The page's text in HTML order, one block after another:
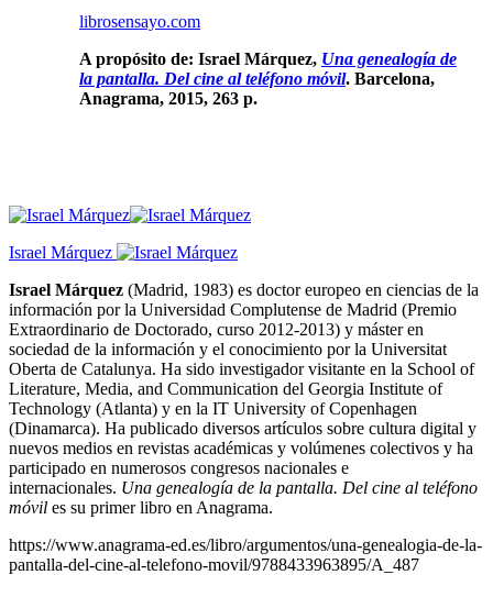
librosensayo.com
A propósito de: Israel Márquez, Una genealogía de
la pantalla. Del cine al teléfono móvil. Barcelona,
Anagrama, 2015, 263 p.
Israel Márquez
Israel Márquez (Madrid, 1983) es doctor europeo en ciencias de la
información por la Universidad Complutense de Madrid (Premio
Extraordinario de Doctorado, curso 2012-2013) y máster en
sociedad de la información y el conocimiento por la Universitat
Oberta de Catalunya. Ha sido investigador visitante en la School of
Literature, Media, and Communication del Georgia Institute of
Technology (Atlanta) y en la IT University of Copenhagen
(Dinamarca). Ha publicado diversos artículos sobre cultura digital y
nuevos medios en revistas académicas y volúmenes colectivos y ha
participado en numerosos congresos nacionales e
internacionales. Una genealogía de la pantalla. Del cine al teléfono
móvil es su primer libro en Anagrama.
https://www.anagrama-ed.es/libro/argumentos/una-genealogia-de-la-
pantalla-del-cine-al-telefono-movil/9788433963895/A_487